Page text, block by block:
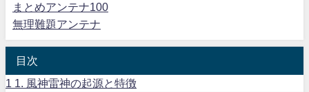
まとめアンテナ100
無理難題アンテナ
目次
1
1. 風神雷神の起源と特徴